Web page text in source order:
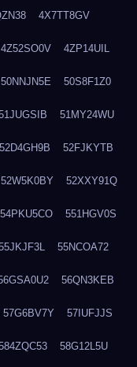
4X7TT8GV
4Z52SO0V 4ZP14UIL
50NNJN5E 50S8F1Z0
51MY24WU
52D4GH9B 52FJKYTB
52W5K0BY 52XXY91Q
54PKU5CO 551HGV0S
55NCOA72
56QN3KEB
57G6BV7Y 57IUFJJS
58G12L5U